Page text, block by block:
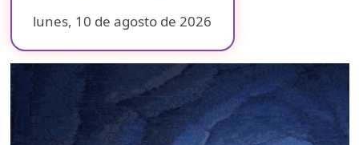
lunes, 10 de agosto de 2026
❄
❄
❄